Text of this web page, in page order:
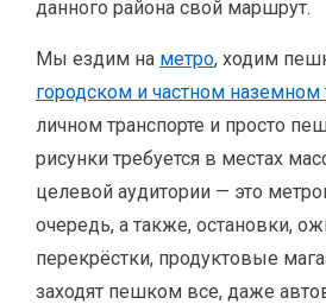
данного района свой маршрут.
Мы ездим на метро, ходим
городском и частном наземном
личном транспорте и просто
рисунки требуется в местах
целевой аудитории — это
очередь, а также, остановки,
перекрёстки, продуктовые
заходят пешком все, даже